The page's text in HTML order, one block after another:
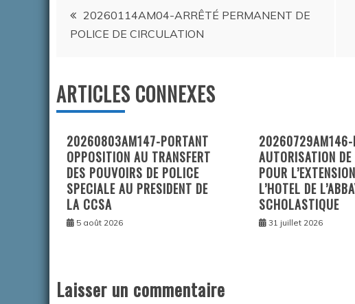
Navigation
de
l’article
20260114AM04-ARRÊTÉ PERMANENT DE
POLICE DE CIRCULATION
ARTICLES CONNEXES
20260803AM147-PORTANT
OPPOSITION AU TRANSFERT
DES POUVOIRS DE POLICE
SPECIALE AU PRESIDENT DE
LA CCSA
5 août 2026
20260729AM146-
AUTORISATION
POUR
L’HOTEL DE
SCHOLASTIQUE
31 juillet 2026
Laisser un commentaire